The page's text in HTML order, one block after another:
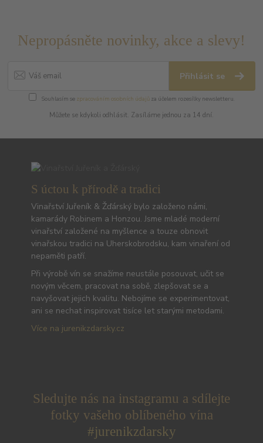
Nepropásněte novinky, akce a slevy!
Přihlásit se
Souhlasím se zpracováním osobních údajůza účelem rozesílky newsletteru.
Můžete se kdykoli odhlásit. Zasíláme jednou za 14 dní.
S úctou k přírodě a tradici
Vinařství Juřeník & Žďárský bylo založeno námi,
kamarády Robinem a Honzou. Jsme mladé moderní
vinařství založené na myšlence a touze obnovit
vinařskou tradici na Uherskobrodsku, kam vinaření od
nepaměti patří.
Při výrobě vín se snažíme neustále posouvat, učit se
novým věcem, pracovat na sobě, zlepšovat se a
navyšovat jejich kvalitu. Nebojíme se experimentovat,
ani se nechat inspirovat tisíce let starými metodami.
Více na jurenikzdarsky.cz
Sledujte nás na instagramu a sdílejte
fotky vašeho oblíbeného vína
#jurenikzdarsky